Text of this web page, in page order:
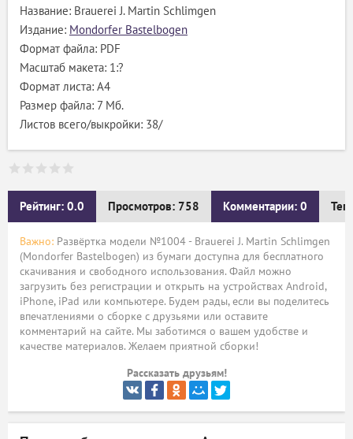
Название: Brauerei J. Martin Schlimgen
Издание: Mondorfer Bastelbogen
Формат файла: PDF
Масштаб макета: 1:?
Формат листа: А4
Размер файла: 7 Мб.
Листов всего/выкройки: 38/
Рейтинг: 0.0 Просмотров: 758 Комментарии: 0
Важно: Развёртка модели №1004 - Brauerei J. Martin Schlimgen
(Mondorfer Bastelbogen) из бумаги доступна для бесплатного
скачивания и свободного использования. Файл можно
загрузить без регистрации и открыть на устройствах Android,
iPhone, iPad или компьютере. Будем рады, если вы поделитесь
впечатлениями о сборке с друзьями или оставите
комментарий на сайте. Мы заботимся о вашем удобстве и
качестве материалов. Желаем приятной сборки!
Рассказать друзьям!